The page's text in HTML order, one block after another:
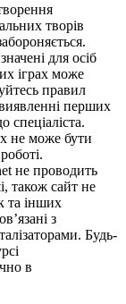
творів
для осіб
іграх може
правил
перших
спеціаліста.
не може бути
не проводить
також сайт не
та інших
з
Будь-
в